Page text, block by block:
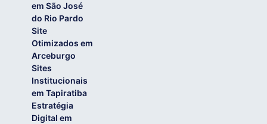
em São José
do Rio Pardo
Site
Otimizados em
Arceburgo
Sites
Institucionais
em Tapiratiba
Estratégia
Digital em